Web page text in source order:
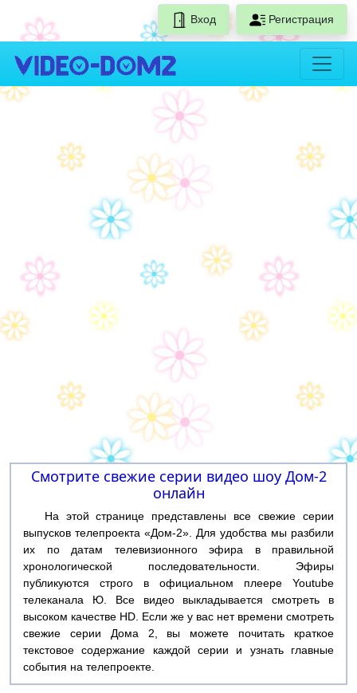
Вход Регистрация
Смотрите свежие серии видео шоу Дом-2
онлайн
На этой странице представлены все свежие серии
выпусков телепроекта «Дом-2». Для удобства мы разбили
их по датам телевизионного эфира в правильной
хронологической последовательности. Эфиры
публикуются строго в официальном плеере Youtube
телеканала Ю. Все видео выкладывается смотреть в
высоком качестве HD. Если же у вас нет времени смотреть
свежие серии Дома 2, вы можете почитать краткое
текстовое содержание каждой серии и узнать главные
события на телепроекте.